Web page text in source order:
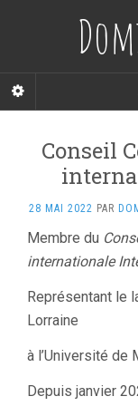
Conseil
28 MAI 2022 PAR
Membre du
internationale
Représentant le
Lorraine
à l’Université de
Depuis janvier